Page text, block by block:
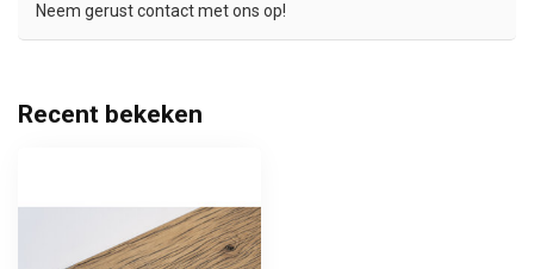
Neem gerust contact met ons op!
Recent bekeken